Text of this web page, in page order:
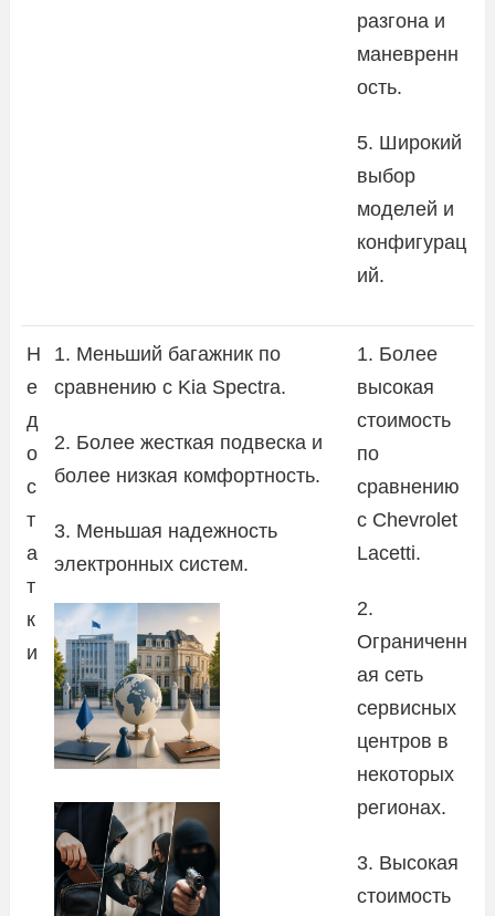
разгона и
маневренн
ость.
5. Широкий
выбор
моделей и
конфигурац
ий.
Н
е
д
о
с
т
а
т
к
и
1. Меньший багажник по
сравнению с Kia Spectra.
2. Более жесткая подвеска и
более низкая комфортность.
3. Меньшая надежность
электронных систем.
1. Более
высокая
стоимость
по
сравнению
с Chevrolet
Lacetti.
2.
Ограниченн
ая сеть
сервисных
центров в
некоторых
регионах.
3. Высокая
стоимость